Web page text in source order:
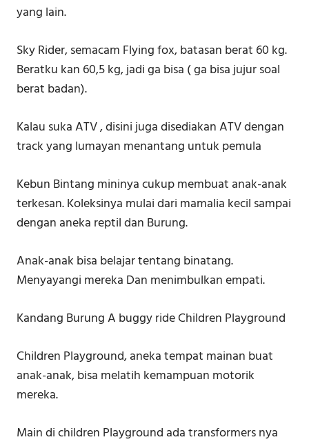
yang lain.
Sky Rider, semacam Flying fox, batasan berat 60 kg.
Beratku kan 60,5 kg, jadi ga bisa ( ga bisa jujur soal
berat badan).
Kalau suka ATV , disini juga disediakan ATV dengan
track yang lumayan menantang untuk pemula
Kebun Bintang mininya cukup membuat anak-anak
terkesan. Koleksinya mulai dari mamalia kecil sampai
dengan aneka reptil dan Burung.
Anak-anak bisa belajar tentang binatang.
Menyayangi mereka Dan menimbulkan empati.
Kandang Burung A buggy ride Children Playground
Children Playground, aneka tempat mainan buat
anak-anak, bisa melatih kemampuan motorik
mereka.
Main di children Playground ada transformers nya